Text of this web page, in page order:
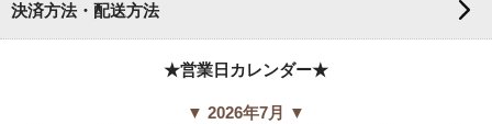
決済方法・配送方法
★営業日カレンダー★
▼ 2026年7月 ▼